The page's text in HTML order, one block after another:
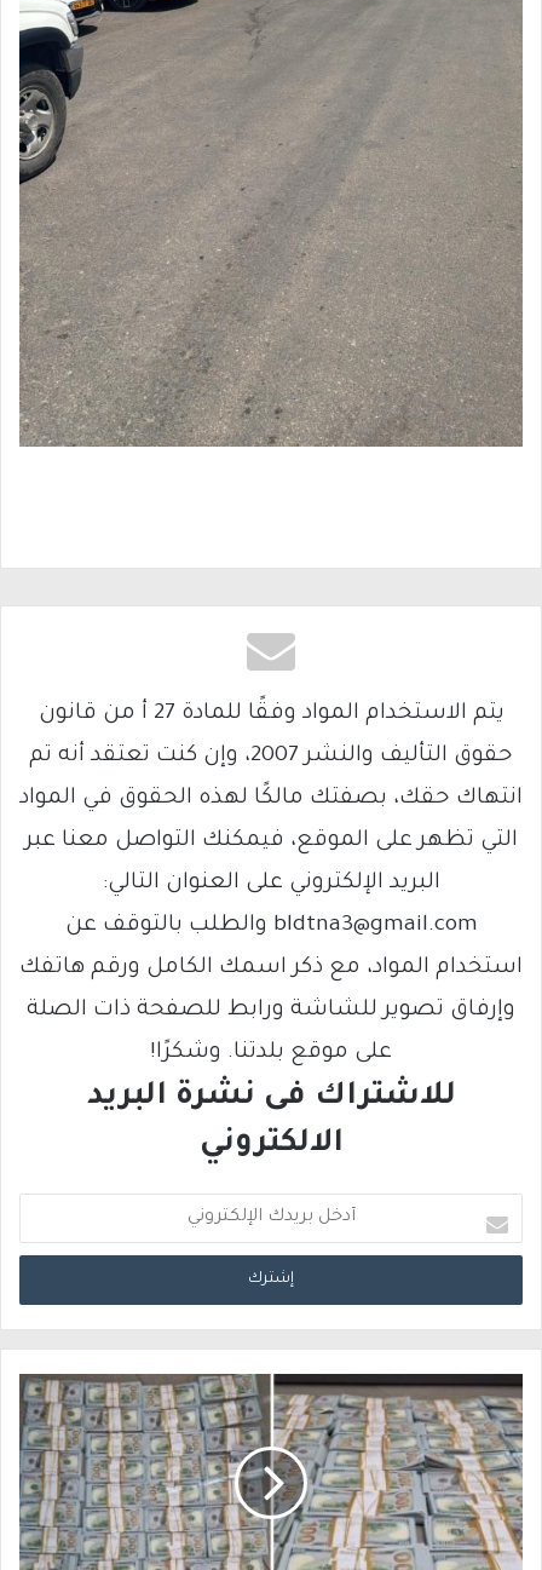
يتم الاستخدام المواد وفقًا للمادة 27 أ من قانون
حقوق التأليف والنشر 2007، وإن كنت تعتقد أنه تم
انتهاك حقك، بصفتك مالكًا لهذه الحقوق في المواد
التي تظهر على الموقع، فيمكنك التواصل معنا عبر
البريد الإلكتروني على العنوان التالي:
bldtna3@gmail.com والطلب بالتوقف عن
استخدام المواد، مع ذكر اسمك الكامل ورقم هاتفك
وإرفاق تصوير للشاشة ورابط للصفحة ذات الصلة
على موقع بلدتنا. وشكرًا!
للاشتراك فى نشرة البريد
الالكتروني
د
خ
ب
ر
ي
د
ك